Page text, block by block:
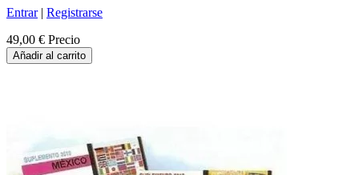
Entrar| Registrarse
49,00 € Precio
Añadir al carrito